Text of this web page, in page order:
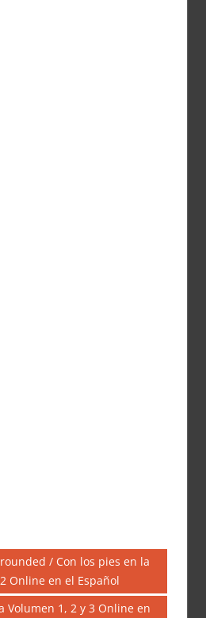
/ Con los pies en la
Online en el Español
Volumen 1, 2 y 3 Online en